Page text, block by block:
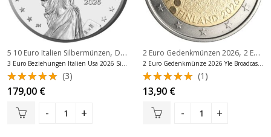
5 10 Euro Italien Silbermünzen, Die letzten 20 Zugänge
3 Euro Beziehungen Italien Usa 2026 Silber Reverse PP
Bewertet
mit5.00
von 5
(3)
179,00 €
2 Euro Gedenkmünzen 2026, 2 Euro Gedenkmünzen Finnland
2 Euro Gedenkmünze 2026 Yle Broadcasting Finnland Unc
Bewertet
mit5.00
von 5
(1)
13,90 €